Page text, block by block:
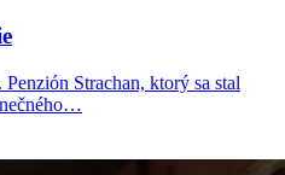
Strachan, ktorý sa stal